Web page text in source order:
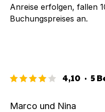
Anreise erfolgen, fallen
Buchungspreises an.
4,10 · 5
Marco und Nina